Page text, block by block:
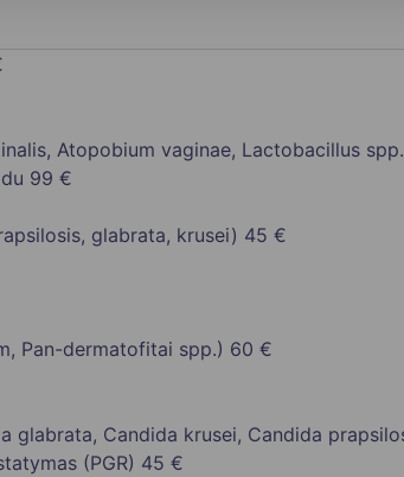
Atopobium vaginae, Lactobacillus
99 €
glabrata, krusei) 45 €
Pan-dermatofitai spp.) 60 €
glabrata, Candida krusei, Candida
(PGR) 45 €